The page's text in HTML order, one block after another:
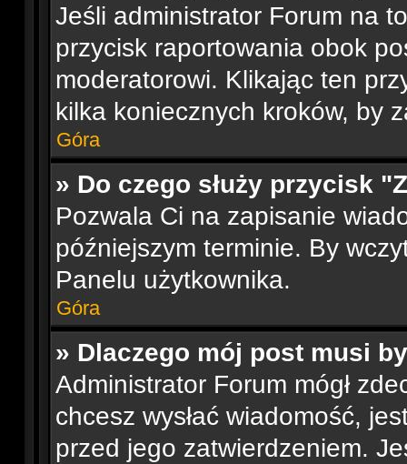
Jeśli administrator Forum na
przycisk raportowania obok
moderatorowi. Klikając ten
kilka koniecznych kroków, by
Góra
» Do czego służy przycisk
Pozwala Ci na zapisanie
późniejszym terminie. By
Panelu użytkownika.
Góra
» Dlaczego mój post musi
Administrator Forum mógł
chcesz wysłać wiadomość,
przed jego zatwierdzeniem.